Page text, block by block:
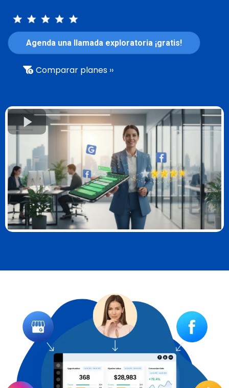
Agenda una llamada exploratoria ¡gratis!
Comparar planes ››